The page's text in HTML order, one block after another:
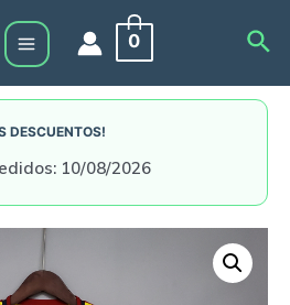
Main
Menu
0
DESCUENTOS!
10/08/2026